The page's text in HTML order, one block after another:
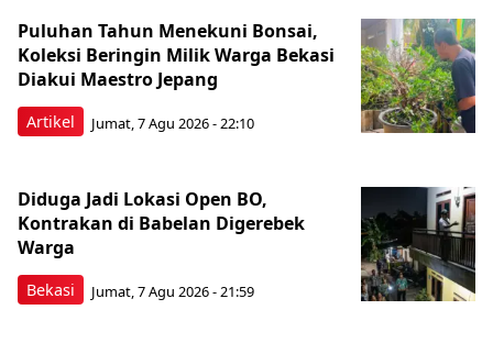
Artikel
Puluhan Tahun Menekuni Bonsai,
Koleksi Beringin Milik Warga Bekasi
Diakui Maestro Jepang
Jumat, 7 Agu 2026 - 22:10
Bekasi
Diduga Jadi Lokasi Open BO,
Kontrakan di Babelan Digerebek
Warga
Jumat, 7 Agu 2026 - 21:59